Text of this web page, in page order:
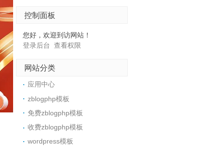
控制面板
您好，欢迎到访网站！
登录后台 查看权限
网站分类
应用中心
zblogphp模板
免费zblogphp模板
收费zblogphp模板
wordpress模板